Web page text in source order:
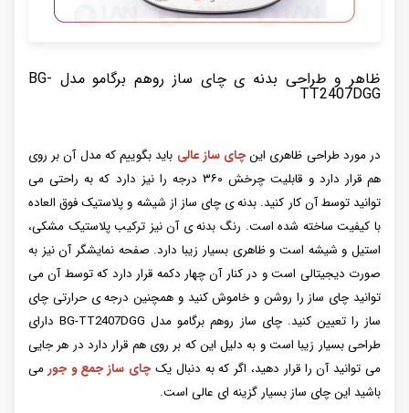
ظاهر و طراحی بدنه ی چای ساز روهم برگامو مدل BG-
TT2407DGG
در مورد طراحی ظاهری اینچای ساز عالی باید بگوییم که مدل آن بر روی
هم قرار دارد و قابلیت چرخش ۳۶۰ درجه را نیز دارد که به راحتی می
توانید توسط آن کار کنید‌. بدنه ی چای ساز از شیشه و پلاستیک فوق العاده
با کیفیت ساخته شده است. رنگ بدنه ی آن نیز ترکیب پلاستیک مشکی،
استیل و شیشه است و ظاهری بسیار زیبا دارد. صفحه نمایشگر آن نیز به
صورت دیجیتالی است و در کنار آن چهار دکمه قرار دارد که توسط آن می
توانید چای ساز را روشن و خاموش کنید و همچنین درجه ی حرارتی چای
ساز را تعیین کنید. چای ساز روهم برگامو مدل BG-TT2407DGG دارای
طراحی بسیار زیبا است و به دلیل این که بر روی هم قرار دارد در هر جایی
می توانید آن را قرار دهید، اگر که به دنبال یک چای ساز جمع و جور می
باشید این چای ساز بسیار گزینه ای عالی است.